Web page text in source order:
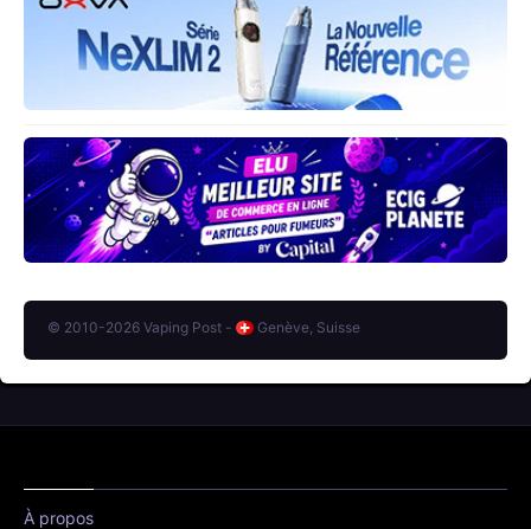
© 2010-2026 Vaping Post - Genève, Suisse
À propos